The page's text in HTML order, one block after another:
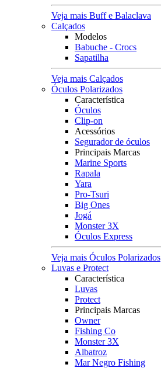
Veja mais Buff e Balaclava
Calçados
Modelos
Babuche - Crocs
Sapatilha
Veja mais Calçados
Óculos Polarizados
Característica
Óculos
Clip-on
Acessórios
Segurador de óculos
Principais Marcas
Marine Sports
Rapala
Yara
Pro-Tsuri
Big Ones
Jogá
Monster 3X
Óculos Express
Veja mais Óculos Polarizados
Luvas e Protect
Característica
Luvas
Protect
Principais Marcas
Owner
Fishing Co
Monster 3X
Albatroz
Mar Negro Fishing